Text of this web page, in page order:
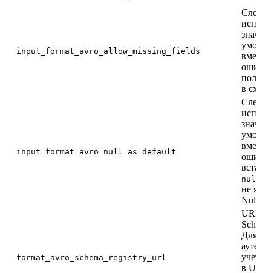
input_format_avro_allow_missing_fields
поле
в
input_format_avro_null_as_default
null
не
format_avro_schema_registry_url
URL
Для
в